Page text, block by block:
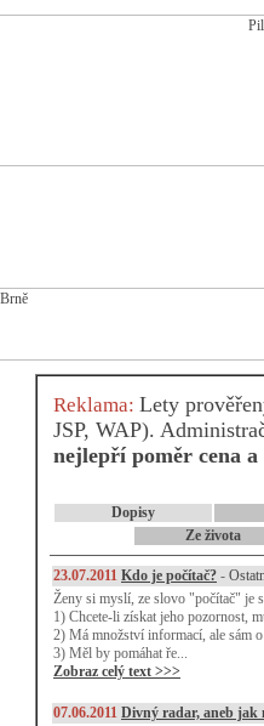
Reklama: Lety
JSP, WAP).
nejlepří poměr cena
Dopisy
Ze života
23.07.2011 Kdo je počítač? -
Ženy si myslí, ze slovo "počítač" je
1) Chcete-li získat jeho pozornost,
2) Má množství informací, ale sám
3) Měl by pomáhat ře...
Zobraz celý text >>>
07.06.2011 Divný radar, aneb jak